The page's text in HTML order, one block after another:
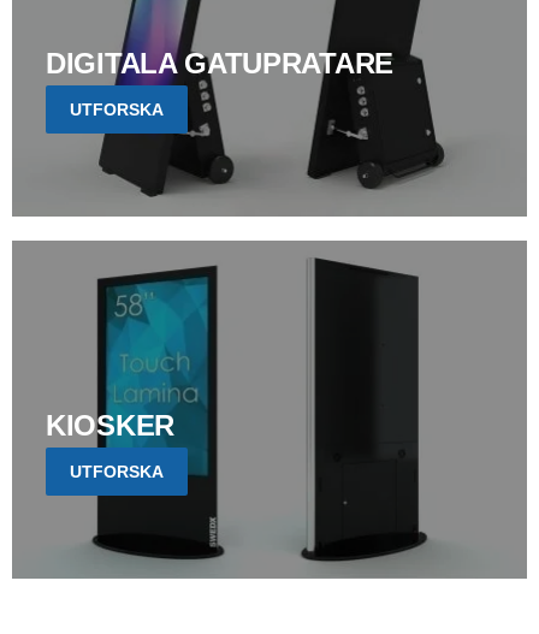
DIGITALA GATUPRATARE
UTFORSKA
KIOSKER
UTFORSKA